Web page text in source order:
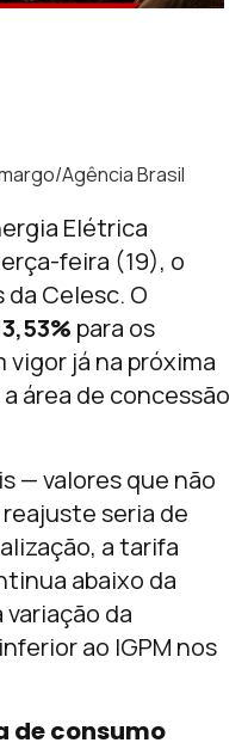
Agência Brasil
Elétrica
feira (19), o
Celesc. O
para os
já na próxima
área de concessão
— valores que não
seria de
a tarifa
abaixo da
da
ao IGPM nos
de consumo